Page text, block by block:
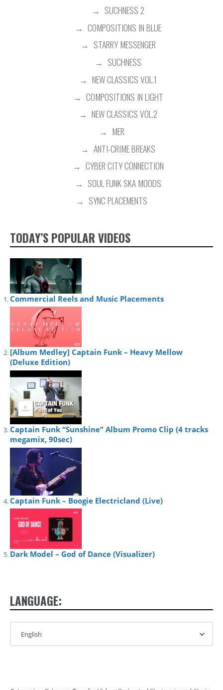
SUCHNESS 2
COMPOSITIONS IN BLUE
STARRY MESSENGER
SUCHNESS
NEW CLASSICS VOL.1
COMPOSITIONS IN LIGHT
NEW CLASSICS VOL.2
MER
ANTI-CRIME BREAKS
CYBER CITY CONNECTION
SOUL FUNK SKA MOODS
SYNC PLACEMENTS
TODAY’S POPULAR VIDEOS
Commercial Reels and Music Placements
[Album Medley] Captain Funk – Heavy Mellow
(Deluxe Edition)
Captain Funk “Sunshine” Album Promo Clip (4 tracks
megamix, 90sec)
Captain Funk – Boogie Electricland (Live)
Dark Model – God of Dance (Visualizer)
LANGUAGE: